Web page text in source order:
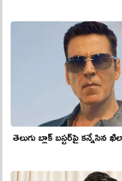
తెలుగు బ్లాక్ బ‌స్ట‌ర్‌పై క‌న్నేసిన